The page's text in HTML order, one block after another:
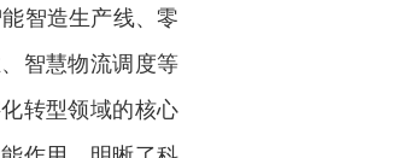
智造生产线、零
智慧物流调度等
转型领域的核心